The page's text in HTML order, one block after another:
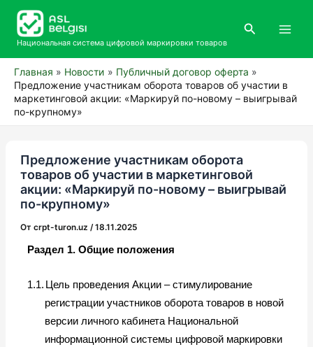
Перейти
содержимому
Национальная система цифровой маркировки товаров
Поиск
Главная Новости
Публичный договор оферта
Предложение участникам оборота товаров об участии в
маркетинговой акции: «Маркируй по-новому – выигрывай
по-крупному»
Предложение участникам оборота
товаров об участии в маркетинговой
акции: «Маркируй по-новому – выигрывай
по-крупному»
От crpt-turon.uz /18.11.2025
Раздел 1. Общие положения
1.1. Цель проведения Акции – стимулирование
регистрации участников оборота товаров в новой
версии личного кабинета Национальной
информационной системы цифровой маркировки